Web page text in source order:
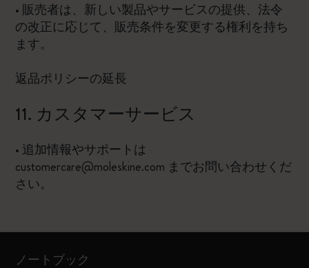
• 販売者は、新しい製品やサービスの提供、法令
の改正に応じて、販売条件を変更する権利を持ち
ます。
返品ポリシーの延長
11. カスタマーサービス
• 追加情報やサポートは
customercare@moleskine.com までお問い合わせくだ
さい。
ノートブック